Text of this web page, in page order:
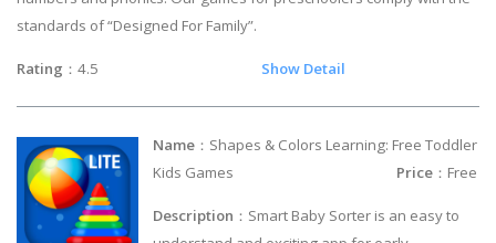
standards of “Designed For Family”.
Rating ：4.5 Show Detail
Name ：Shapes & Colors Learning: Free Toddler
Kids Games
Price ：Free
Description ：Smart Baby Sorter is an easy to